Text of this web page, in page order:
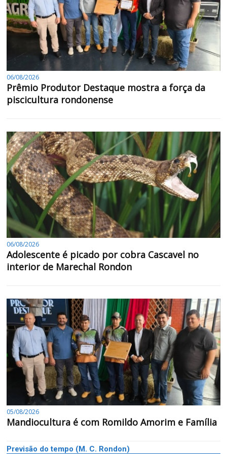
06/08/2026
Prêmio Produtor Destaque mostra a força da
piscicultura rondonense
06/08/2026
Adolescente é picado por cobra Cascavel no
interior de Marechal Rondon
05/08/2026
Mandiocultura é com Romildo Amorim e Família
Previsão do tempo (M. C. Rondon)